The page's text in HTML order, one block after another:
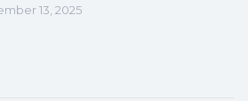
13, 2025